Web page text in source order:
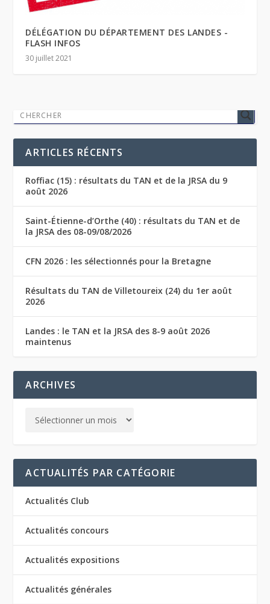
DÉLÉGATION DU DÉPARTEMENT DES LANDES -
FLASH INFOS
30 juillet 2021
ARTICLES RÉCENTS
Roffiac (15) : résultats du TAN et de la JRSA du 9
août 2026
Saint-Étienne-d’Orthe (40) : résultats du TAN et de
la JRSA des 08-09/08/2026
CFN 2026 : les sélectionnés pour la Bretagne
Résultats du TAN de Villetoureix (24) du 1er août
2026
Landes : le TAN et la JRSA des 8-9 août 2026
maintenus
ARCHIVES
ACTUALITÉS PAR CATÉGORIE
Actualités Club
Actualités concours
Actualités expositions
Actualités générales